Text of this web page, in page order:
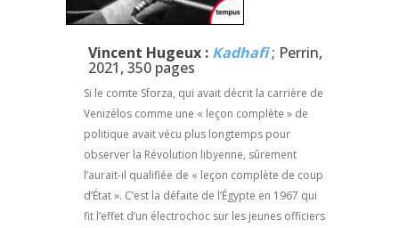
Vincent Hugeux : Kadhafi ; Perrin,
2021, 350 pages
Si le comte Sforza, qui avait décrit la carrière de
Venizélos comme une « leçon complète » de
politique avait vécu plus longtemps pour
observer la Révolution libyenne, sûrement
l’aurait-il qualifiée de « leçon complète de coup
d’État ». C’est la défaite de l’Égypte en 1967 qui
fit l’effet d’un électrochoc sur les jeunes officiers